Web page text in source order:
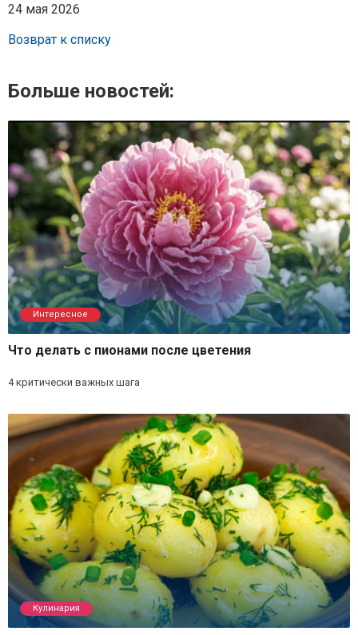
24 мая 2026
Возврат к списку
Больше новостей:
Интересное
Что делать с пионами после цветения
4 критически важных шага
Кулинария